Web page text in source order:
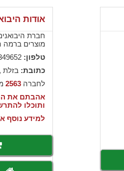
אודות
חברת
מוצרים ברמה
טלפון:
כתובת: בזלת
לחברה2563
אהבתם את
ותוכלו
למידע נוסף